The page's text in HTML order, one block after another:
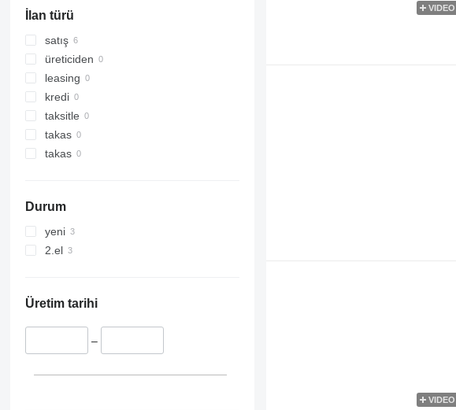
2646
3246
3369
3394
4069
4394
DSP
E-series
R-series
Toucan
İlan türü
satış
üreticiden
leasing
kredi
taksitle
takas
takas
Durum
yeni
2.el
Üretim tarihi
–
VIDEO
VIDEO